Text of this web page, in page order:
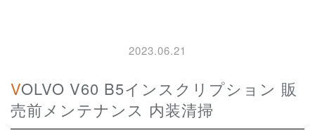
2023.06.21
VOLVO V60 B5インスクリプション 販
売前メンテナンス 内装清掃